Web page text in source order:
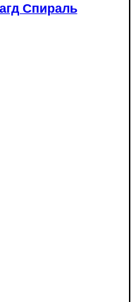
Спираль